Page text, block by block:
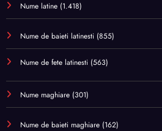
Nume latine (1.418)
Nume de baieti latinesti (855)
Nume de fete latinesti (563)
Nume maghiare (301)
Nume de baieti maghiare (162)